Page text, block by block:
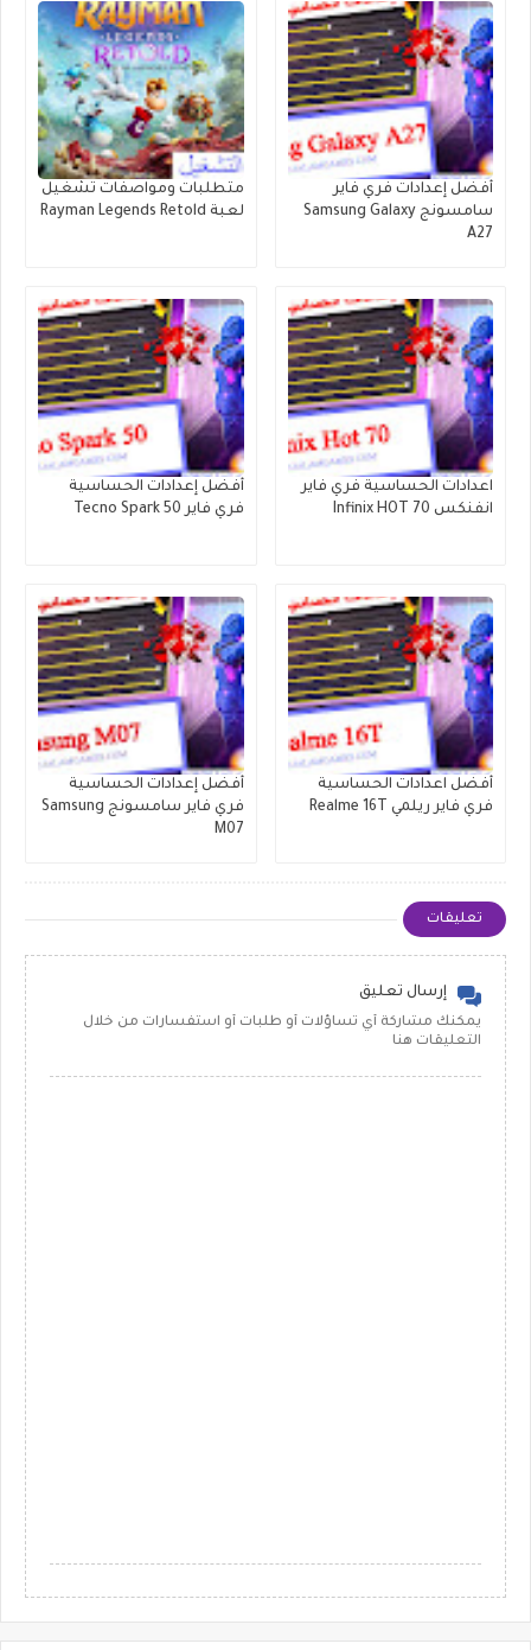
أفضل إعدادات فري فاير
سامسونج Samsung Galaxy
A27
متطلبات ومواصفات تشغيل
لعبة Rayman Legends Retold
اعدادات الحساسية فري فاير
انفنكس Infinix HOT 70
أفضل إعدادات الحساسية
فري فاير Tecno Spark 50
أفضل اعدادات الحساسية
فري فاير ريلمي Realme 16T
أفضل إعدادات الحساسية
فري فاير سامسونج Samsung
M07
تعليقات
إرسال تعليق
يمكنك مشاركة أي تساؤلات أو طلبات أو استفسارات من خلال
التعليقات هنا